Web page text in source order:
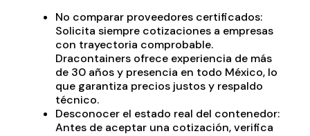
No comparar proveedores certificados:
Solicita siempre cotizaciones a empresas
con trayectoria comprobable.
Dracontainers ofrece experiencia de más
de 30 años y presencia en todo México, lo
que garantiza precios justos y respaldo
técnico.
Desconocer el estado real del contenedor:
Antes de aceptar una cotización, verifica